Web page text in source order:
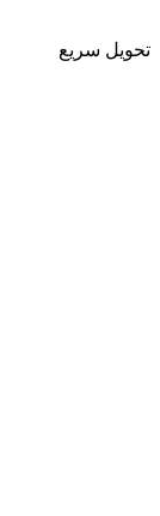
تحویل سریع